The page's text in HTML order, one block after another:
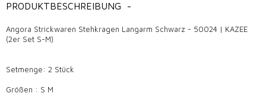
PRODUKTBESCHREIBUNG -
Angora Strickwaren Stehkragen Langarm Schwarz - 50024 | KAZEE
(2er Set S-M)
Setmenge: 2 Stück
Größen : S M